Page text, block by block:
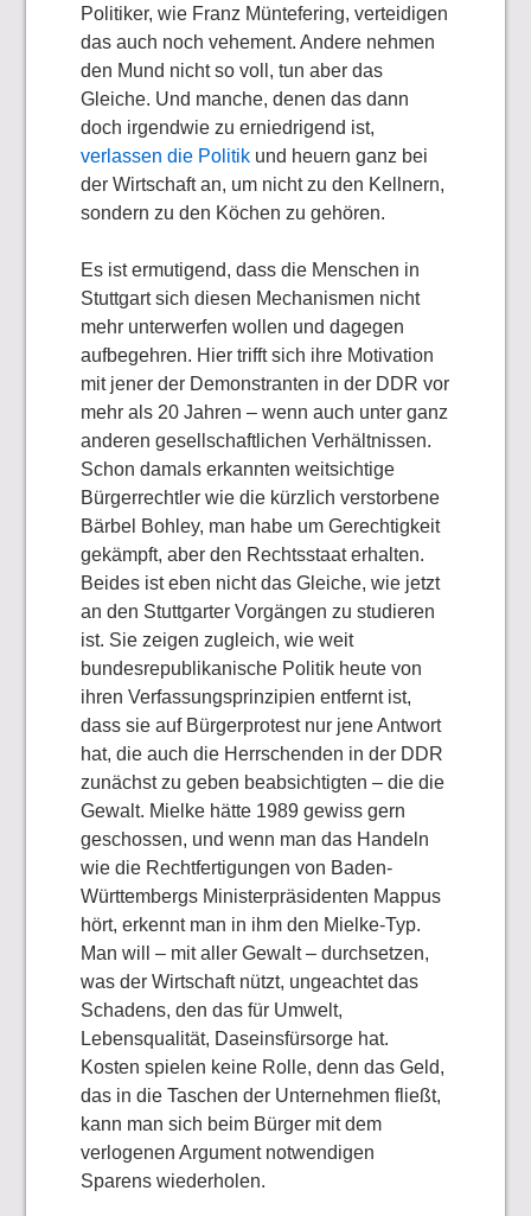
Politiker, wie Franz Müntefering, verteidigen
das auch noch vehement. Andere nehmen
den Mund nicht so voll, tun aber das
Gleiche. Und manche, denen das dann
doch irgendwie zu erniedrigend ist,
verlassen die Politik und heuern ganz bei
der Wirtschaft an, um nicht zu den Kellnern,
sondern zu den Köchen zu gehören.
Es ist ermutigend, dass die Menschen in
Stuttgart sich diesen Mechanismen nicht
mehr unterwerfen wollen und dagegen
aufbegehren. Hier trifft sich ihre Motivation
mit jener der Demonstranten in der DDR vor
mehr als 20 Jahren – wenn auch unter ganz
anderen gesellschaftlichen Verhältnissen.
Schon damals erkannten weitsichtige
Bürgerrechtler wie die kürzlich verstorbene
Bärbel Bohley, man habe um Gerechtigkeit
gekämpft, aber den Rechtsstaat erhalten.
Beides ist eben nicht das Gleiche, wie jetzt
an den Stuttgarter Vorgängen zu studieren
ist. Sie zeigen zugleich, wie weit
bundesrepublikanische Politik heute von
ihren Verfassungsprinzipien entfernt ist,
dass sie auf Bürgerprotest nur jene Antwort
hat, die auch die Herrschenden in der DDR
zunächst zu geben beabsichtigten – die die
Gewalt. Mielke hätte 1989 gewiss gern
geschossen, und wenn man das Handeln
wie die Rechtfertigungen von Baden-
Württembergs Ministerpräsidenten Mappus
hört, erkennt man in ihm den Mielke-Typ.
Man will – mit aller Gewalt – durchsetzen,
was der Wirtschaft nützt, ungeachtet das
Schadens, den das für Umwelt,
Lebensqualität, Daseinsfürsorge hat.
Kosten spielen keine Rolle, denn das Geld,
das in die Taschen der Unternehmen fließt,
kann man sich beim Bürger mit dem
verlogenen Argument notwendigen
Sparens wiederholen.